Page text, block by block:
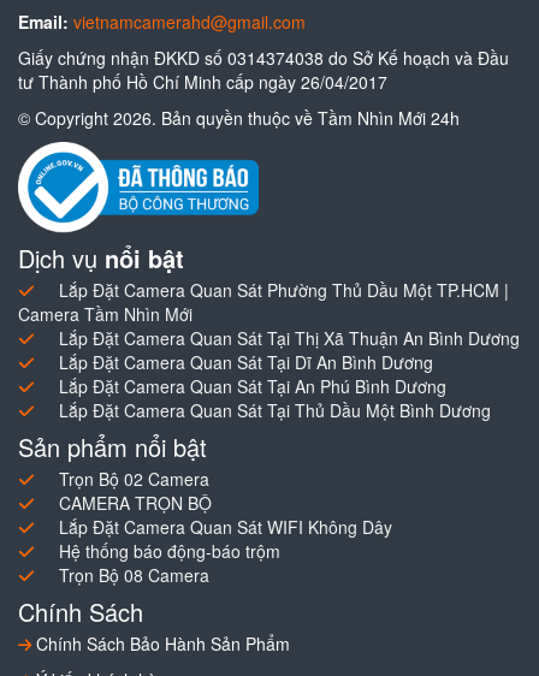
Email: vietnamcamerahd@gmail.com
Giấy chứng nhận ĐKKD số 0314374038 do Sở Kế hoạch và Đầu
tư Thành phố Hồ Chí Minh cấp ngày 26/04/2017
© Copyright 2026. Bản quyền thuộc về Tầm Nhìn Mới 24h
Dịch vụ nổi bật
Lắp Đặt Camera Quan Sát Phường Thủ Dầu Một TP.HCM |
Camera Tầm Nhìn Mới
Lắp Đặt Camera Quan Sát Tại Thị Xã Thuận An Bình Dương
Lắp Đặt Camera Quan Sát Tại Dĩ An Bình Dương
Lắp Đặt Camera Quan Sát Tại An Phú Bình Dương
Lắp Đặt Camera Quan Sát Tại Thủ Dầu Một Bình Dương
Sản phẩm nổi bật
Trọn Bộ 02 Camera
CAMERA TRỌN BỘ
Lắp Đặt Camera Quan Sát WIFI Không Dây
Hệ thống báo động-báo trộm
Trọn Bộ 08 Camera
Chính Sách
Chính Sách Bảo Hành Sản Phẩm